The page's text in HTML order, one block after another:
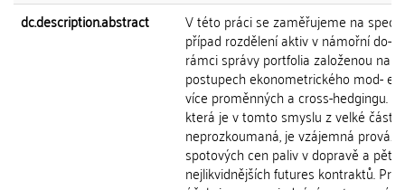
dc.description.abstract
V této práci se zaměřujeme na
případ rozdělení aktiv v námořní do-
rámci správy portfolia založenou na
postupech ekonometrického mod-
více proměnných a cross-hedgingu.
která je v tomto smyslu z velké části
neprozkoumaná, je vzájemná
spotových cen paliv v dopravě a pěti
nejlikvidnějších futures kontraktů.